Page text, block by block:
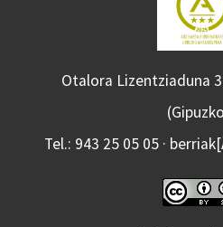
Otalora Lizentziaduna
Tel.: 943 25 05 05 ·